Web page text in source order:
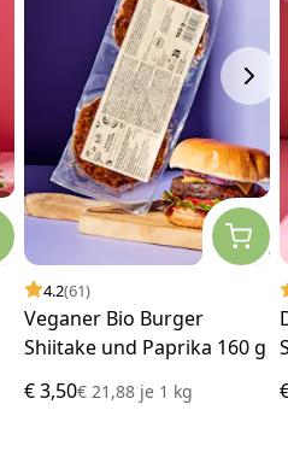
4.2(61)
Veganer Bio Burger
Shiitake und Paprika 160 g
€ 3,50€ 21,88 je1 kg